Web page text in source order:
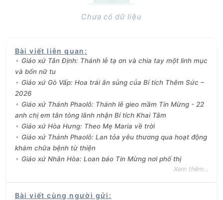
Chưa có dữ liệu
Bài viết liên quan :
Giáo xứ Tân Định: Thánh lễ tạ ơn và chia tay một linh mục
và bốn nữ tu
Giáo xứ Gò Vấp: Hoa trái ân sủng của Bí tích Thêm Sức –
2026
Giáo xứ Thánh Phaolô: Thánh lễ gieo mầm Tin Mừng - 22
anh chị em tân tòng lãnh nhận Bí tích Khai Tâm
Giáo xứ Hòa Hưng: Theo Mẹ Maria về trời
Giáo xứ Thánh Phaolô: Lan tỏa yêu thương qua hoạt động
khám chữa bệnh từ thiện
Giáo xứ Nhân Hòa: Loan báo Tin Mừng nơi phố thị
Xem thêm...
Bài viết cùng người gửi :